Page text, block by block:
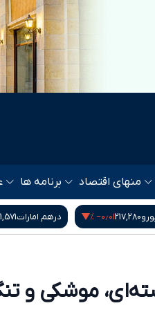
منهای اقتصاد برنامه ها
۱٫۱۴ % بیت کوین64,528‎−۰٫۶۰ %
موشکی و